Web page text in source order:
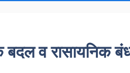
बदल व रासायनिक